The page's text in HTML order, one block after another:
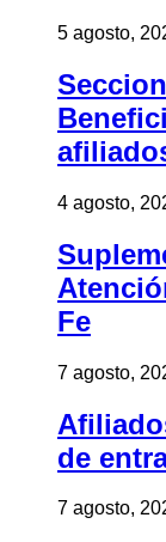
5 agosto,
4 agosto,
Fe
7 agosto,
de
7 agosto,